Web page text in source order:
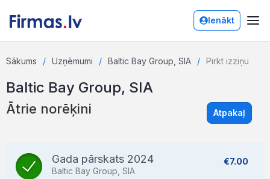
Ienākt
Sākums Uzņēmumi Baltic Bay Group, SIA Pirkt izziņu
Baltic Bay Group, SIA
Ātrie norēķini Atpakaļ
Gada pārskats 2024
Baltic Bay Group, SIA
€7.00